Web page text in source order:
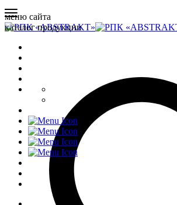
меню сайта
каталог продукции